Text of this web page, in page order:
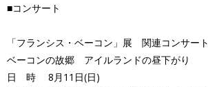
■コンサート
「フランシス・ベーコン」展 関連コンサート
ベーコンの故郷 アイルランドの昼下がり
日 時 8月11日(日)